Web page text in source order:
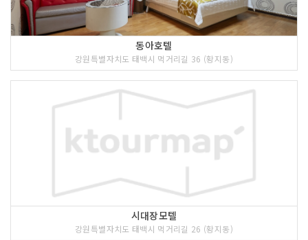
동아호텔
강원특별자치도 태백시 먹거리길 36 (황지동)
시대장모텔
강원특별자치도 태백시 먹거리길 26 (황지동)